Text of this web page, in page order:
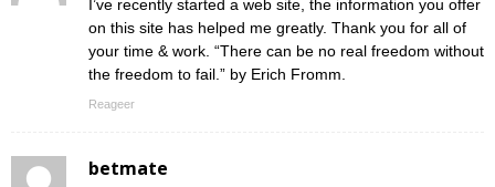
I’ve recently started a web site, the information you offer
on this site has helped me greatly. Thank you for all of
your time & work. “There can be no real freedom without
the freedom to fail.” by Erich Fromm.
Reageer
betmate